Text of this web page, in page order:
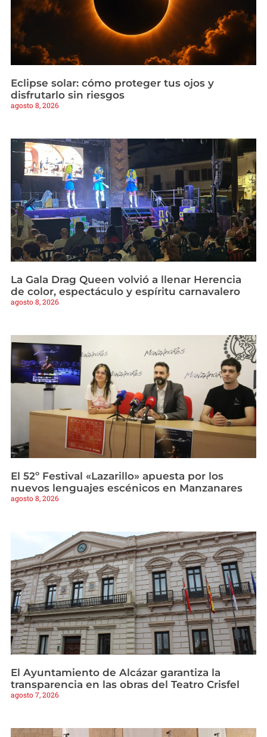
Eclipse solar: cómo proteger tus ojos y
disfrutarlo sin riesgos
agosto 8, 2026
La Gala Drag Queen volvió a llenar Herencia
de color, espectáculo y espíritu carnavalero
agosto 8, 2026
El 52º Festival «Lazarillo» apuesta por los
nuevos lenguajes escénicos en Manzanares
agosto 8, 2026
El Ayuntamiento de Alcázar garantiza la
transparencia en las obras del Teatro Crisfel
agosto 7, 2026